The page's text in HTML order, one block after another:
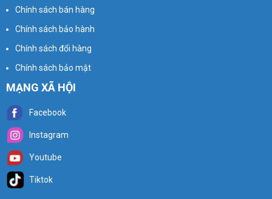
Chính sách bán hàng
Chính sách bảo hành
Chính sách đổi hàng
Chính sách bảo mật
MẠNG XÃ HỘI
Facebook
Instagram
Youtube
Tiktok